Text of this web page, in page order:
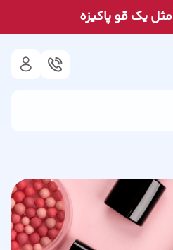
مثل يک قو پاكيزه